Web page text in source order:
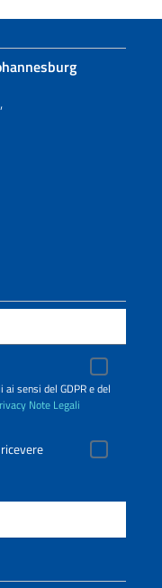
sensi del GDPR e del
Note Legali